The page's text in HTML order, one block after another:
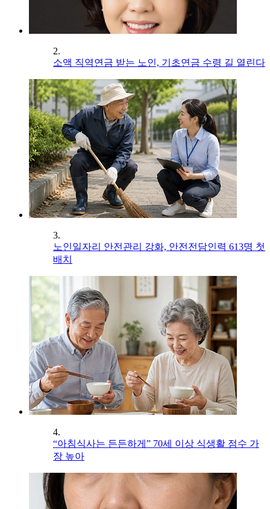
2.
소액 직역연금 받는 노인, 기초연금 수령 길 열린다
3.
노인일자리 안전관리 강화, 안전전담인력 613명 첫
배치
4.
“아침식사는 든든하게” 70세 이상 식생활 점수 가
장 높아